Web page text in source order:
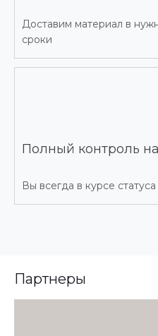
Доставим материал в
сроки
Полный контроль
Вы всегда в курсе
Партнеры